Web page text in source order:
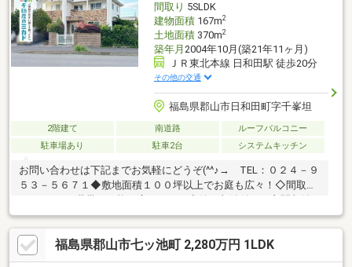
間取り 5SLDK
建物面積167m2
土地面積370m2
築年月 2004年10月(築21年11ヶ月)
ＪＲ東北本線 日和田駅 徒歩20分
その他の交通
福島県郡山市日和田町字千峯坦
2階建て 南道路
ルーフバルコニー
駐車場あり
駐車2台 システムキッチン
お問い合わせは下記までお気軽にどうぞ(^^♪→ TEL：０２４－９
５３－５６７１◆敷地面積１００坪以上でお庭も広々！◇間取り
５SLDKで二世帯も可能な広さです！◆納戸収納付き！玄関収納
も豊富です！◇水回りがまとまっており、家事動線良好！◆南向
き日当たり良好、閑静な住宅街！〈周辺環境〉日和田小学
校・・・徒歩２７分日和田中学校・・・徒歩３６分ローソン 郡山
日和田店・・・徒歩３分ヨークベニマル 日和田店・・・徒歩１８
福島県郡山市七ッ池町 2,280万円 1LDK